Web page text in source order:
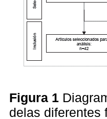
Figura 1
delas